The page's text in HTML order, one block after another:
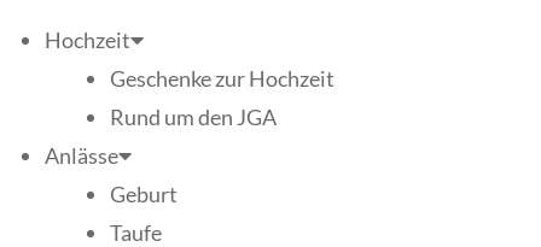
Hochzeit
Geschenke zur Hochzeit
Rund um den JGA
Anlässe
Geburt
Taufe